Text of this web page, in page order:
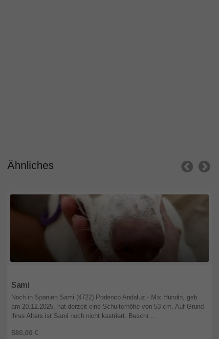
Ähnliches
Sami
580,00 €
Noch in Spanien Sami (4722) Podenco Andaluz - Mix Hündin, geb.
am 20.12.2025, hat derzeit eine Schulterhöhe von 53 cm. Auf Grund
ihres Alters ist Sami noch nicht kastriert. Beschr ...